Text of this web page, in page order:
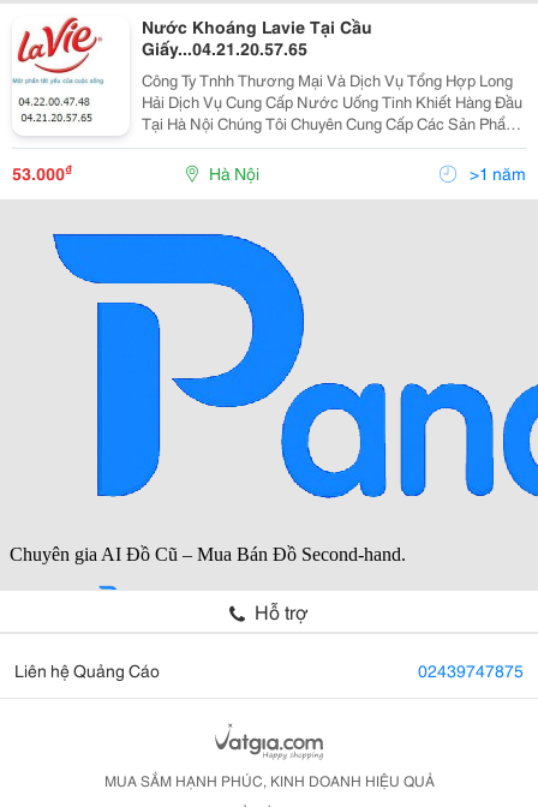
Nước Khoáng Lavie Tại Cầu
Giấy...04.21.20.57.65
Công Ty Tnhh Thương Mại Và Dịch Vụ Tổng Hợp Long
Hải Dịch Vụ Cung Cấp Nước Uống Tinh Khiết Hàng Đầu
Tại Hà Nội Chúng Tôi Chuyên Cung Cấp Các Sản Phẩm
Về Nước Khoáng , Nước Uống Tinh Khiết Đạt Tiêu
Chuẩn Hàng Việt Nam Chất Lượng Cao ( Iso 9001-2
53.000₫ Hà Nội >1 năm
Hỗ trợ
Liên hệ Quảng Cáo 02439747875
MUA SẮM HẠNH PHÚC, KINH DOANH HIỆU QUẢ